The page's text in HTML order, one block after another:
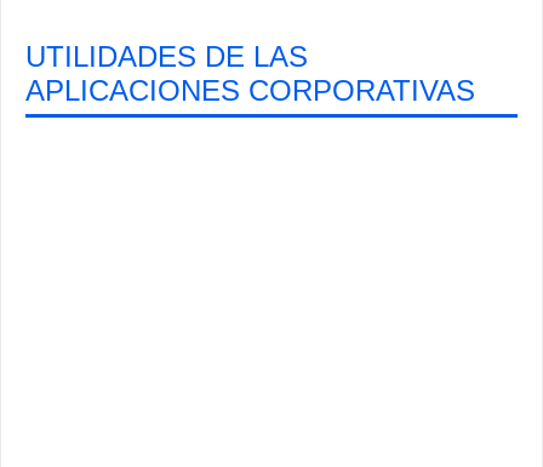
UTILIDADES DE LAS
APLICACIONES CORPORATIVAS